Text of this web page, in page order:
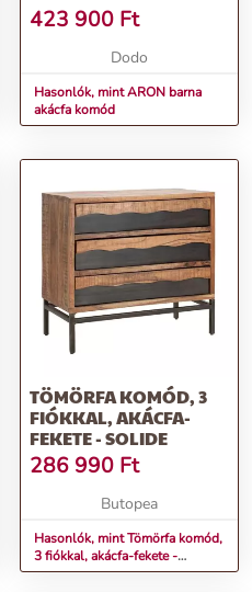
423 900 Ft
Dodo
Hasonlók, mint ARON barna
akácfa komód
TÖMÖRFA KOMÓD, 3
FIÓKKAL, AKÁCFA-
FEKETE - SOLIDE
286 990 Ft
Butopea
Hasonlók, mint Tömörfa komód,
3 fiókkal, akácfa-fekete -
SOLIDE